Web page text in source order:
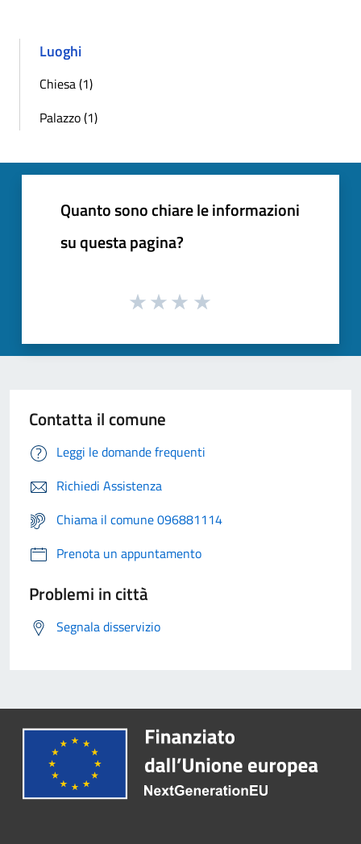
Luoghi
Chiesa (1)
Palazzo (1)
Quanto sono chiare le informazioni
su questa pagina?
Contatta il comune
Leggi le domande frequenti
Richiedi Assistenza
Chiama il comune 096881114
Prenota un appuntamento
Problemi in città
Segnala disservizio